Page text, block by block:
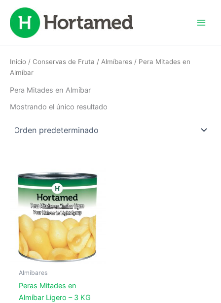
contenido
Inicio / Conservas de Fruta / Almíbares / Pera Mitades en
Almíbar
Pera Mitades en Almíbar
Mostrando el único resultado
Almíbares
Peras Mitades en
Almíbar Ligero – 3 KG